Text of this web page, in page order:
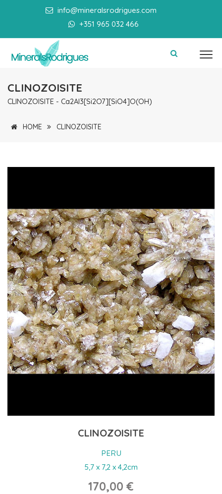
info@mineralsrodrigues.com
+351 965 032 466
CLINOZOISITE
CLINOZOISITE - Ca2Al3[Si2O7][SiO4]O(OH)
HOME CLINOZOISITE
CLINOZOISITE
PERU
5,7 x 7,2 x 4,2cm
170,00 €